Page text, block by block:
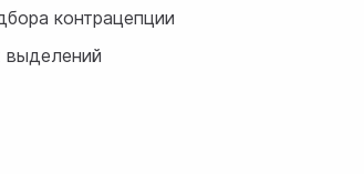
контрацепции
выделений